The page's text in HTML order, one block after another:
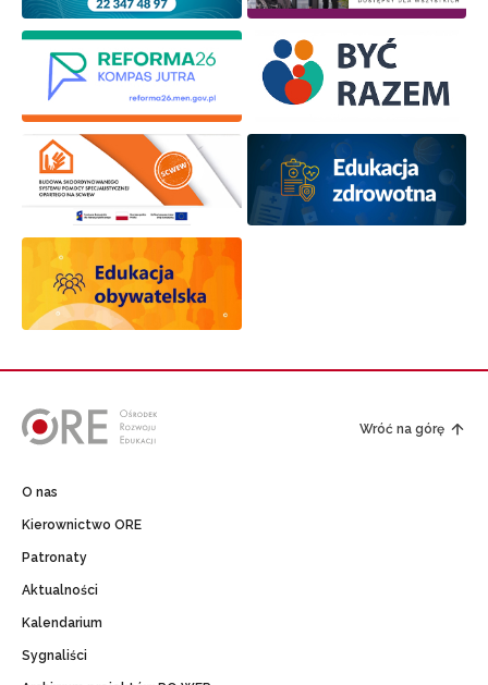
Wróć na górę
O nas
Kierownictwo ORE
Patronaty
Aktualności
Kalendarium
Sygnaliści